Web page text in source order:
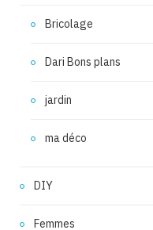
Bricolage
Dari Bons plans
jardin
ma déco
DIY
Femmes